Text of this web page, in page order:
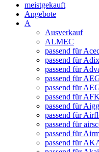
meistgekauft
Angebote
A
Ausverkauf
ALMEC
passend für
passend für Adix
passend für
passend für
passend für
passend für AFK
passend für
passend für
passend für
passend für
passend für